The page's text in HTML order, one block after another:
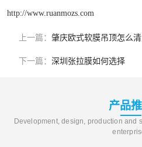
http://www.ruanmozs.com
上一篇： 肇庆欧式软膜吊顶怎么
下一篇： 深圳张拉膜如何选择
产品
Development, design, production and